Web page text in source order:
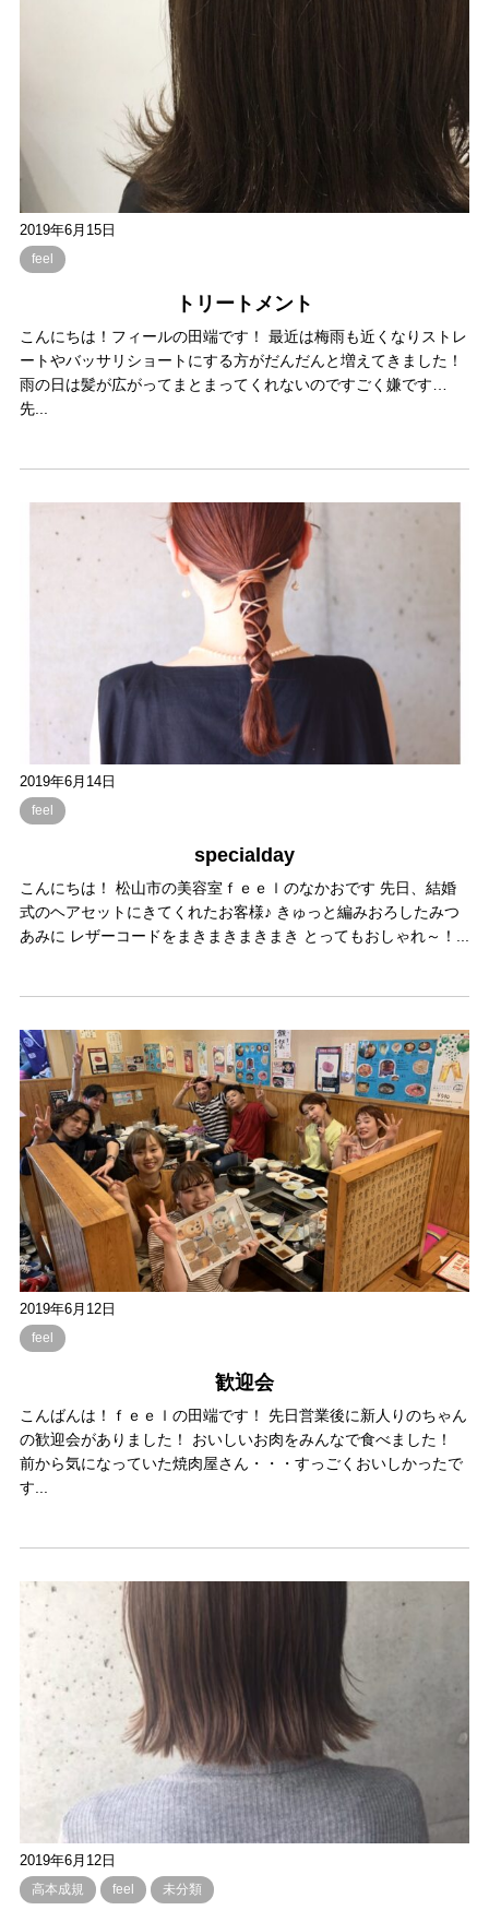
2019年6月15日
feel
トリートメント
こんにちは！フィールの田端です！ 最近は梅雨も近くなりストレ
ートやバッサリショートにする方がだんだんと増えてきました！
雨の日は髪が広がってまとまってくれないのですごく嫌です…
先...
2019年6月14日
feel
specialday
こんにちは！ 松山市の美容室ｆｅｅｌのなかおです 先日、結婚
式のヘアセットにきてくれたお客様♪ きゅっと編みおろしたみつ
あみに レザーコードをまきまきまきまき とってもおしゃれ～！...
2019年6月12日
feel
歓迎会
こんばんは！ｆｅｅｌの田端です！ 先日営業後に新人りのちゃん
の歓迎会がありました！ おいしいお肉をみんなで食べました！
前から気になっていた焼肉屋さん・・・すっごくおいしかったで
す...
2019年6月12日
高本成規 feel 未分類